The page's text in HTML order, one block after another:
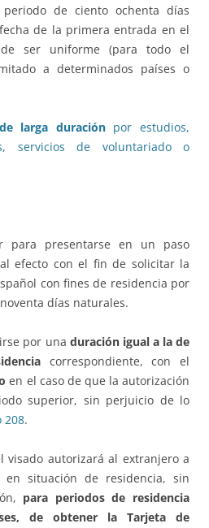
de ciento ochenta días
de la primera entrada en el
ser uniforme (para todo el
a determinados países o
larga duraciónpor estudios,
servicios de voluntariado o
presentarse en un paso
efecto con el fin de solicitar la
con fines de residencia por
días naturales.
por una duración igual a la de
correspondiente, con el
en el caso de que la autorización
superior, sin perjuicio de lo
208.
visado autorizará al extranjero a
en situación de residencia, sin
para periodos de residencia
de obtener la Tarjeta de